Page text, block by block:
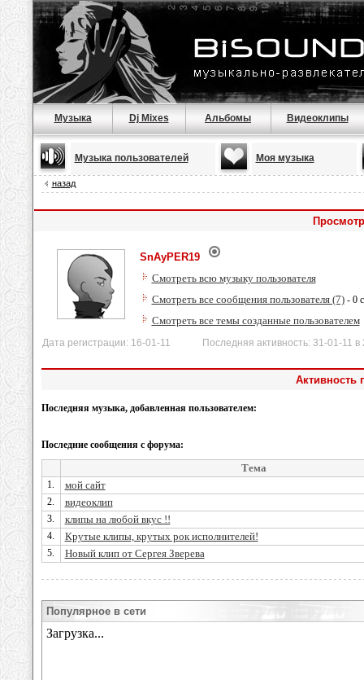
Музыка Dj Mixes Альбомы Видеоклипы
Музыка пользователей Моя музыка
назад
SnAyPER19
Смотреть всю музыку пользователя
Смотреть все сообщения пользователя (7)- 0
Смотреть все темы созданные пользователем
Дата регистрации: 16-01-11 Последняя активность: 31-01-11 в
Активность
Последняя музыка, добавленная пользователем:
Последние сообщения с форума:
Тема
1. мой сайт
2. видеоклип
3. клипы на любой вкус !!
4. Крутые клипы, крутых рок исполнителей!
5. Новый клип от Сергея Зверева
Популярное в сети